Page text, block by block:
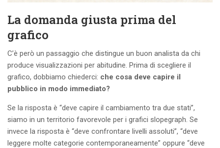
La domanda giusta prima del
grafico
C’è però un passaggio che distingue un buon analista da chi
produce visualizzazioni per abitudine. Prima di scegliere il
grafico, dobbiamo chiederci: che cosa deve capire il
pubblico in modo immediato?
Se la risposta è “deve capire il cambiamento tra due stati”,
siamo in un territorio favorevole per i grafici slopegraph. Se
invece la risposta è “deve confrontare livelli assoluti”, “deve
leggere molte categorie contemporaneamente” oppure “deve